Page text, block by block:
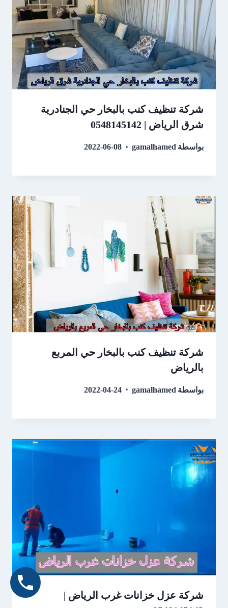
شركة تنظيف كنب بالبخار حي الجنادرية
شرق الرياض | 0548145142
بواسطة gamalhamed
2022-06-08
شركة تنظيف كنب بالبخار حي المربع
بالرياض
بواسطة gamalhamed
2022-04-24
شركة عزل خزانات غرب الرياض |